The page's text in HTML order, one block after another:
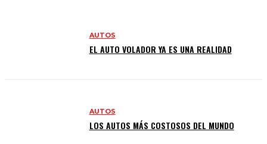
AUTOS
EL AUTO VOLADOR YA ES UNA REALIDAD
AUTOS
LOS AUTOS MÁS COSTOSOS DEL MUNDO